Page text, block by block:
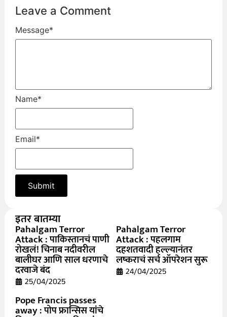
Leave a Comment
Message*
Name*
Email*
इतर बातम्या
Pahalgam Terror
Attack : पाकिस्तानचं पाणी
रोखलं! चिनाब नदीवरील
बालीघर आणि साल धरणाचे
दरवाजे बंद
25/04/2025
Pahalgam Terror
Attack : पहलगाम
दहशतवादी हल्ल्यानंतर
लष्कराचं सर्च ऑपरेशन सुरू
24/04/2025
Pope Francis passes
away : पोप फ्रान्सिस यांचे